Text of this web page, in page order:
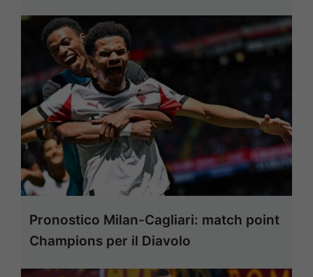
Pronostico Milan-Cagliari: match point
Champions per il Diavolo